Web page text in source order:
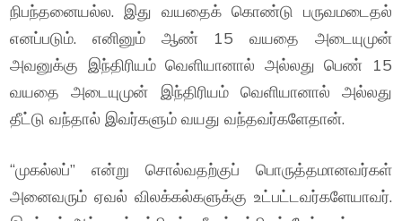
நிபந்தனையல்ல. இது வயதைக் கொண்டு பருவமடைதல்
எனப்படும். எனினும் ஆண் 15 வயதை அடையுமுன்
அவனுக்கு இந்திரியம் வெளியானால் அல்லது பெண் 15
வயதை அடையுமுன் இந்திரியம் வெளியானால் அல்லது
தீட்டு வந்தால் இவர்களும் வயது வந்தவர்களேதான்.
“முகல்லப்” என்று சொல்வதற்குப் பொருத்தமானவர்கள்
அனைவரும் ஏவல் விலக்கல்களுக்கு உட்பட்டவர்களேயாவர்.